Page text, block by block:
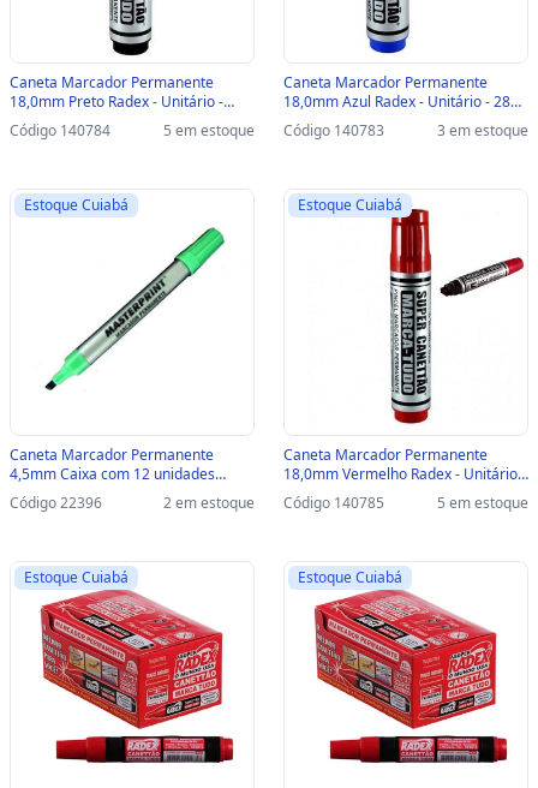
Caneta Marcador Permanente
18,0mm Preto Radex - Unitário -
2880 - 2880 - UNITÁRIO
Código 140784 5 em estoque
Caneta Marcador Permanente
18,0mm Azul Radex - Unitário - 2879
- 2879 - UNITÁRIO
Código 140783 3 em estoque
Estoque Cuiabá
Caneta Marcador Permanente
4,5mm Caixa com 12 unidades
Verde - Masterprint - MP615 -
30904003
Código 22396 2 em estoque
Estoque Cuiabá
Caneta Marcador Permanente
18,0mm Vermelho Radex - Unitário -
2881 - 2881 - UNITÁRIO
Código 140785 5 em estoque
Estoque Cuiabá Estoque Cuiabá